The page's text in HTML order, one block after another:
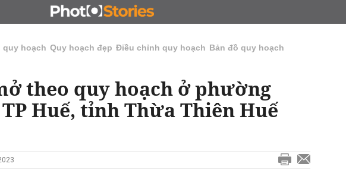
ĐẤU GIÁ - ĐẤU THẦU KINH DOANH
quy hoạch Quy hoạch đẹp Điều chỉnh quy hoạch Bản đồ quy hoạch
theo quy hoạch ở phường
Huế, tỉnh Thừa Thiên Huế